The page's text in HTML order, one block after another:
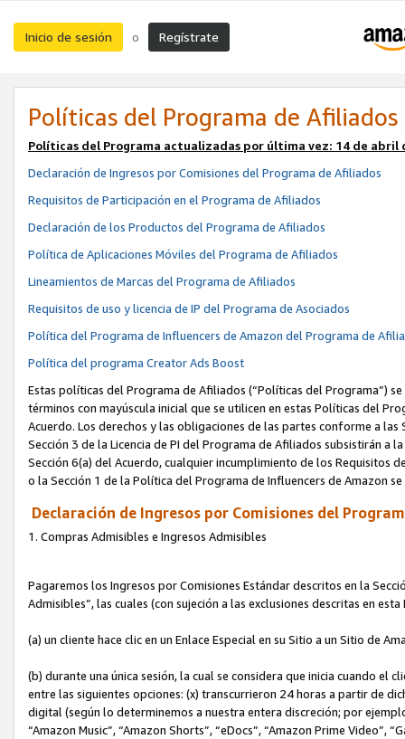
Inicio de sesión o Regístrate
Políticas del Programa de Afiliados
Políticas del Programa actualizadas por última vez: 14 de abril
Declaración de Ingresos por Comisiones del Programa de Afiliados
Requisitos de Participación en el Programa de Afiliados
Declaración de los Productos del Programa de Afiliados
Política de Aplicaciones Móviles del Programa de Afiliados
Lineamientos de Marcas del Programa de Afiliados
Requisitos de uso y licencia de IP del Programa de Asociados
Política del Programa de Influencers de Amazon del Programa de
Política del programa Creator Ads Boost
Estas políticas del Programa de Afiliados (“Políticas del Programa”)
términos con mayúscula inicial que se utilicen en estas Políticas del
Acuerdo. Los derechos y las obligaciones de las partes conforme a
Sección 3 de la Licencia de PI del Programa de Afiliados subsistirán
Sección 6(a) del Acuerdo, cualquier incumplimiento de los Requisitos
o la Sección 1 de la Política del Programa de Influencers de Amazon
Declaración de Ingresos por Comisiones del
1. Compras Admisibles e Ingresos Admisibles
Pagaremos los Ingresos por Comisiones Estándar descritos en la
Admisibles”, las cuales (con sujeción a las exclusiones descritas en
(a) un cliente hace clic en un Enlace Especial en su Sitio a un Sitio de
(b) durante una única sesión, la cual se considera que inicia cuando el
entre las siguientes opciones: (x) transcurrieron 24 horas a partir de
digital (según lo determinemos a nuestra entera discreción; por
“Amazon Music”, “Amazon Shorts”, “eDocs”, “Amazon Prime Video”,